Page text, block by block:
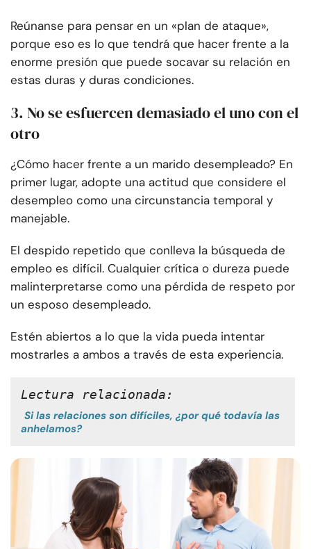
Reúnanse para pensar en un «plan de ataque»,
porque eso es lo que tendrá que hacer frente a la
enorme presión que puede socavar su relación en
estas duras y duras condiciones.
3. No se esfuercen demasiado el uno con el
otro
¿Cómo hacer frente a un marido desempleado? En
primer lugar, adopte una actitud que considere el
desempleo como una circunstancia temporal y
manejable.
El despido repetido que conlleva la búsqueda de
empleo es difícil. Cualquier crítica o dureza puede
malinterpretarse como una pérdida de respeto por
un esposo desempleado.
Estén abiertos a lo que la vida pueda intentar
mostrarles a ambos a través de esta experiencia.
Lectura relacionada:
Si las relaciones son difíciles, ¿por qué todavía las
anhelamos?